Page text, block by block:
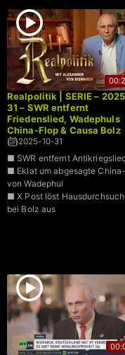
Realpolitik | SERIE –
31 – SWR entfernt
Friedenslied, Wadephuls
China-Flop & Causa Bolz
2025-10-31
■ SWR entfernt
■ Eklat um abgesagte
von Wadephul
■ X Post löst
bei Bolz aus